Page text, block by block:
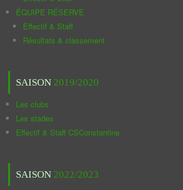
ÉQUIPE RÉSERVE
Effectif & Staff
Résultats & classement
SAISON 2019/2020
Les clubs
Les stades
Effectif & Staff CSConstantine
SAISON 2022/2023